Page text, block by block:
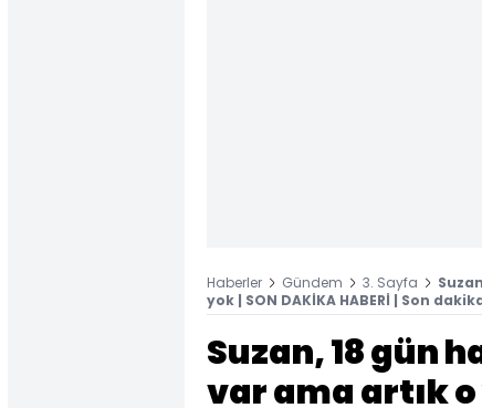
Haberler Gündem 3. Sayfa
yok | SON DAKİKA HABERİ | Son
Suzan, 18 gün
var ama artık